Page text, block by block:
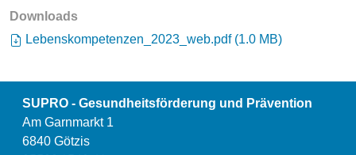
Downloads
Lebenskompetenzen_2023_web.pdf(1.0 MB)
SUPRO - Gesundheitsförderung und Prävention
Am Garnmarkt 1
6840 Götzis